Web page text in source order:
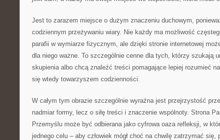
Jest to zarazem miejsce o dużym znaczeniu duchowym,
codziennym przeżywaniu wiary. Nie każdy ma możliwość
parafii w wymiarze fizycznym, ale dzięki stronie internetowej
dla niego ważne. To szczególnie cenne dla tych, którzy szukają
skupienia albo chcą znaleźć treści pomagające lepiej rozumieć
się wtedy towarzyszem codzienności.
W całym tym obrazie szczególnie wyraźna jest przejrzystość
nadmiar formy, lecz o siłę treści i znaczenie wspólnoty. Strona
Przemyślu może być odbierana jako cyfrowa oaza refleksji, w
jednego celu – aby człowiek mógł choć na chwilę zatrzymać